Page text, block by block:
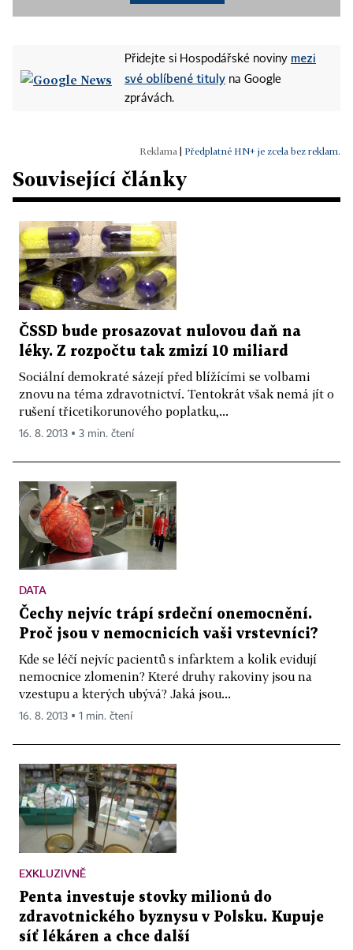
Přidejte si Hospodářské noviny mezi
své oblíbené tituly na Google
zprávách.
Předplatné HN+ je zcela bez reklam.
Související články
ČSSD bude prosazovat nulovou daň na
léky. Z rozpočtu tak zmizí 10 miliard
Sociální demokraté sázejí před blížícími se volbami
znovu na téma zdravotnictví. Tentokrát však nemá jít o
rušení třicetikorunového poplatku,...
16. 8. 2013 ▪ 3 min. čtení
DATA
Čechy nejvíc trápí srdeční onemocnění.
Proč jsou v nemocnicích vaši vrstevníci?
Kde se léčí nejvíc pacientů s infarktem a kolik evidují
nemocnice zlomenin? Které druhy rakoviny jsou na
vzestupu a kterých ubývá? Jaká jsou...
16. 8. 2013 ▪ 1 min. čtení
EXKLUZIVNĚ
Penta investuje stovky milionů do
zdravotnického byznysu v Polsku. Kupuje
síť lékáren a chce další